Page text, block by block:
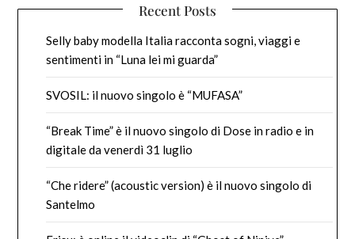
Recent Posts
Selly baby modella Italia racconta sogni, viaggi e
sentimenti in “Luna lei mi guarda”
SVOSIL: il nuovo singolo è “MUFASA”
“Break Time” è il nuovo singolo di Dose in radio e in
digitale da venerdì 31 luglio
“Che ridere” (acoustic version) è il nuovo singolo di
Santelmo